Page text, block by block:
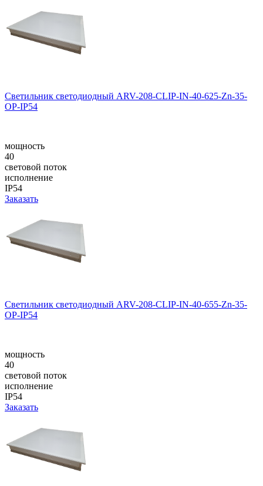
Светильник светодиодный ARV-208-CLIP-IN-40-625-Zn-35-
OP-IP54
мощность
40
световой поток
исполнение
IP54
Заказать
Светильник светодиодный ARV-208-CLIP-IN-40-655-Zn-35-
OP-IP54
мощность
40
световой поток
исполнение
IP54
Заказать